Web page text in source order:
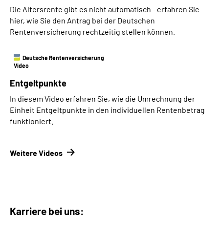
Die Altersrente gibt es nicht automatisch - erfahren Sie
hier, wie Sie den Antrag bei der Deutschen
Rentenversicherung rechtzeitig stellen können.
Deutsche Rentenversicherung
Video
Entgeltpunkte
In diesem Video erfahren Sie, wie die Umrechnung der
Einheit Entgeltpunkte in den individuellen Rentenbetrag
funktioniert.
Weitere Videos
Karriere bei uns: